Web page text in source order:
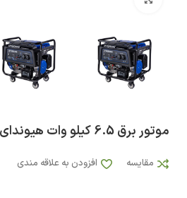
موتور برق 6.5 کیلو وات هیوندای مدل HG9650-PG
مقایسه افزودن به علاقه مندی